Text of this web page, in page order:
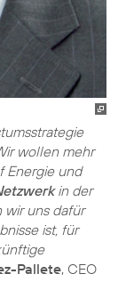
wollen mehr
Energie und
in der
wir uns dafür
ist, für
Pallete, CEO